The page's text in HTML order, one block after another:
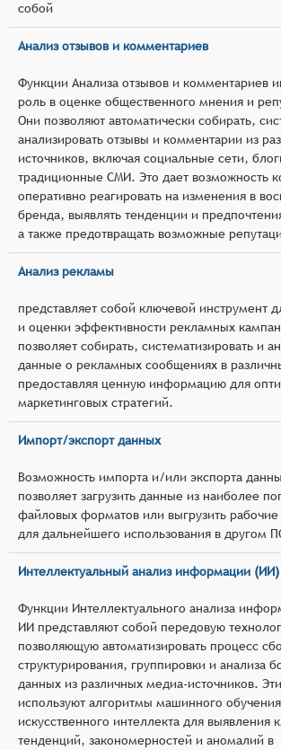
собой
Анализ отзывов и комментариев
Функции Анализа отзывов и комментариев
роль в оценке общественного мнения и
Они позволяют автоматически собирать,
анализировать отзывы и комментарии из
источников, включая социальные сети,
традиционные СМИ. Это дает возможность
оперативно реагировать на изменения в
бренда, выявлять тенденции и
а также предотвращать возможные
Анализ рекламы
представляет собой ключевой инструмент
и оценки эффективности рекламных
позволяет собирать, систематизировать и
данные о рекламных сообщениях в
предоставляя ценную информацию для
маркетинговых стратегий.
Импорт/экспорт данных
Возможность импорта и/или экспорта
позволяет загрузить данные из наиболее
файловых форматов или выгрузить
для дальнейшего использования в другом
Интеллектуальный анализ информации (ИИ)
Функции Интеллектуального анализа
ИИ представляют собой передовую
позволяющую автоматизировать процесс
структурирования, группировки и анализа
данных из различных медиа-источников.
используют алгоритмы машинного
искусственного интеллекта для выявления
тенденций, закономерностей и аномалий в